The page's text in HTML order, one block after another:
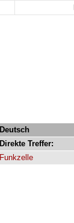
Deutsch
Direkte Treffer:
Funkzelle